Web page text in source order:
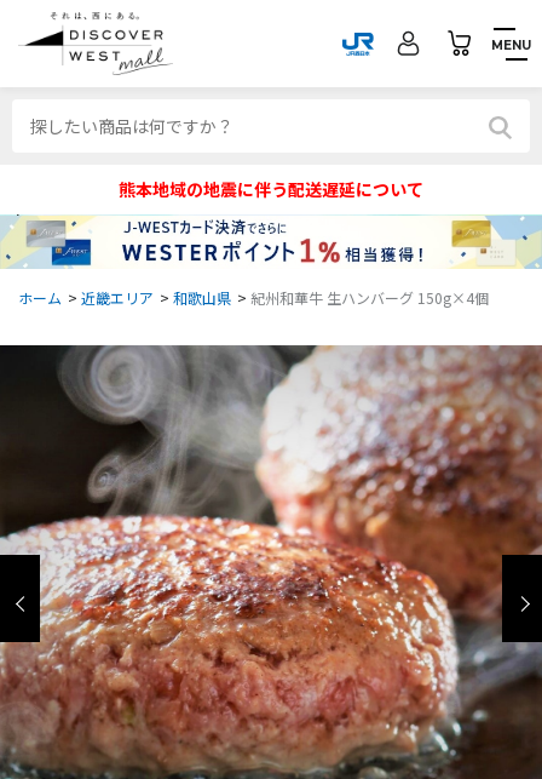
MENU
熊本地域の地震に伴う配送遅延について
ホーム > 近畿エリア > 和歌山県 > 紀州和華牛 生ハンバーグ 150g×4個